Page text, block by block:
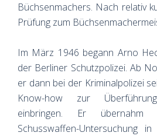
Büchsenmachers. Nach relativ
Prüfung zum
Im März 1946 begann Arno
der Berliner Schutzpolizei. Ab
er dann bei der Kriminalpolizei
Know-how zur
einbringen. Er
Schusswaffen-Untersuchung